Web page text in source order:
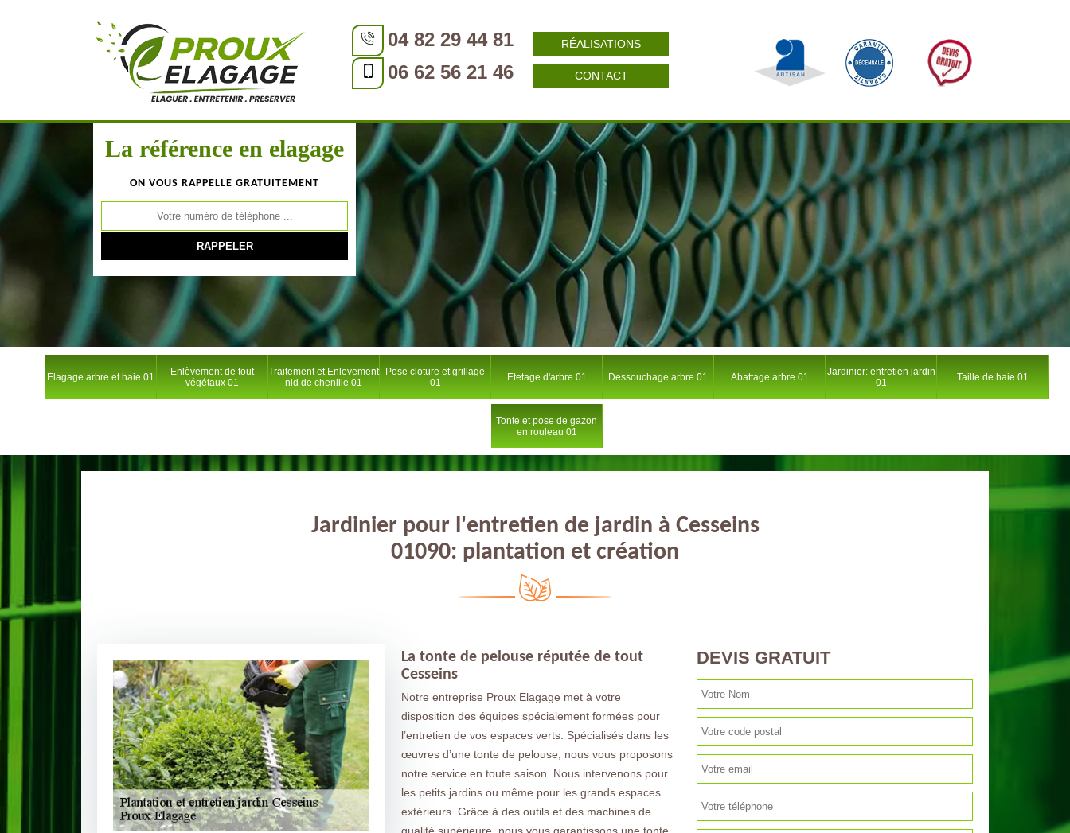
04 82 29 44 81
06 62 56 21 46
RÉALISATIONS
CONTACT
La référence en elagage
ON VOUS RAPPELLE GRATUITEMENT
Elagage arbre et haie 01
Enlèvement de tout
végétaux 01
Traitement et Enlevement
nid de chenille 01
Pose cloture et grillage
01
Etetage d'arbre 01 Dessouchage arbre 01 Abattage arbre 01
Jardinier: entretien jardin
01
Taille de haie 01
Tonte et pose de gazon
en rouleau 01
Jardinier pour l'entretien de jardin à Cesseins
01090: plantation et création
La tonte de pelouse réputée de tout
Cesseins
Notre entreprise Proux Elagage met à votre
disposition des équipes spécialement formées pour
l’entretien de vos espaces verts. Spécialisés dans les
œuvres d’une tonte de pelouse, nous vous proposons
notre service en toute saison. Nous intervenons pour
les petits jardins ou même pour les grands espaces
extérieurs. Grâce à des outils et des machines de
DEVIS GRATUIT